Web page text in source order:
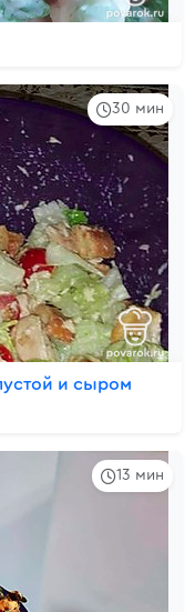
30 мин
и сыром
13 мин